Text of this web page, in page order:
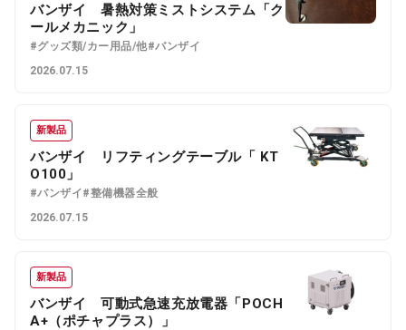
バンザイ 暑熱対策ミストシステム「ク
ールメカニック」
#グッズ類/カー用品/他#バンザイ
2026.07.15
新製品
バンザイ リフティングテーブル「 KT
O100」
#バンザイ#整備機器全般
2026.07.15
新製品
バンザイ 可動式急速充放電器「POCH
A+（ポチャプラス）」